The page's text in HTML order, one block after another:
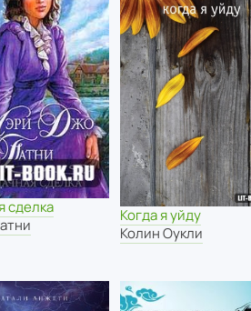
сделка
Когда я уйду
Колин Оукли